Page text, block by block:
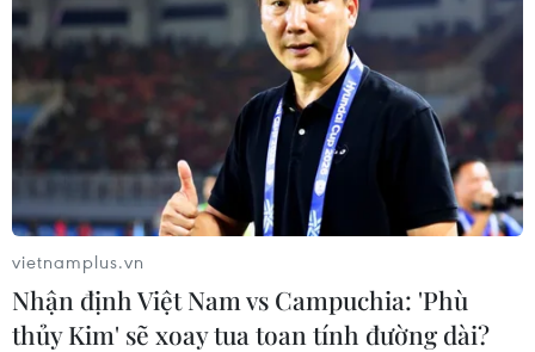
vietnamplus.vn
Nhận định Việt Nam vs Campuchia: 'Phù
thủy Kim' sẽ xoay tua toan tính đường dài?